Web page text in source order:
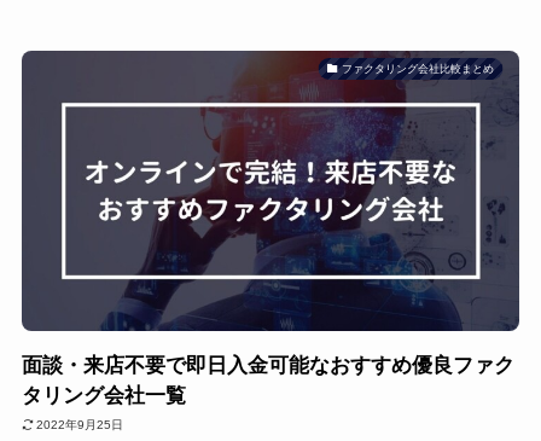
ファクタリング会社比較まとめ
面談・来店不要で即日入金可能なおすすめ優良ファク
タリング会社一覧
2022年9月25日